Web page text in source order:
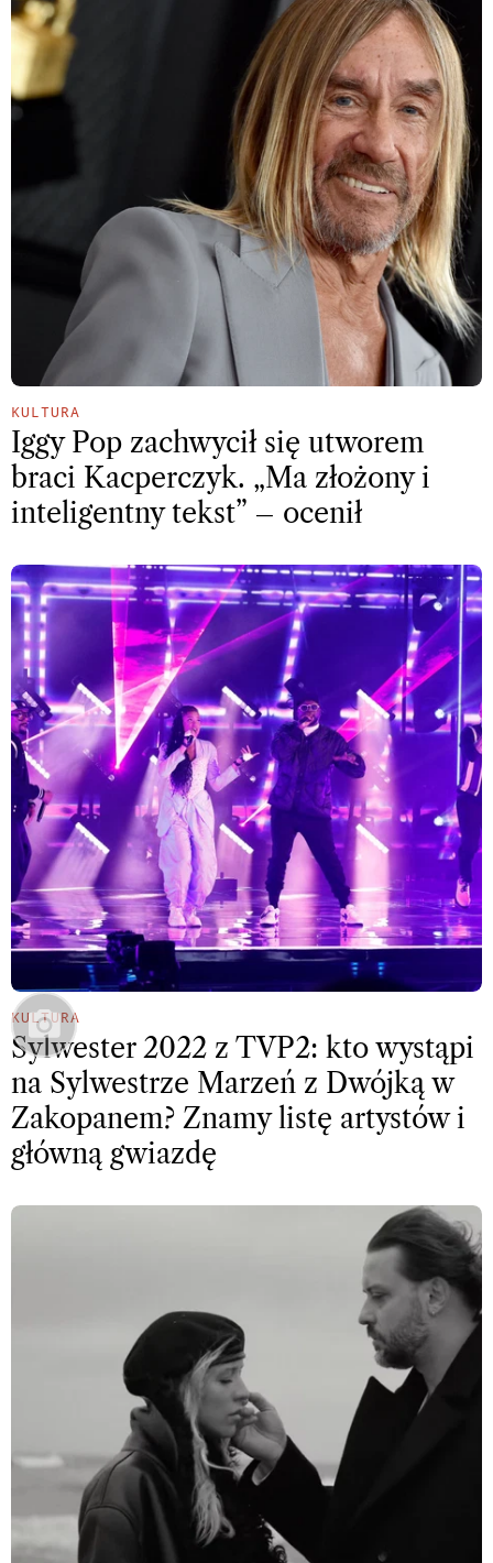
KULTURA
Iggy Pop zachwycił się utworem
braci Kacperczyk. „Ma złożony i
inteligentny tekst” – ocenił
KULTURA
Sylwester 2022 z TVP2: kto wystąpi
na Sylwestrze Marzeń z Dwójką w
Zakopanem? Znamy listę artystów i
główną gwiazdę